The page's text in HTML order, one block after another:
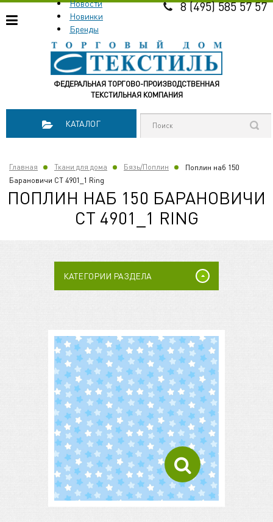
ФЕДЕРАЛЬНАЯ ТОРГОВО-ПРОИЗВОДСТВЕННАЯ
ТЕКСТИЛЬНАЯ КОМПАНИЯ
Новости
Новинки
Бренды
8 (495) 585 57 57
КАТАЛОГ
Главная Ткани для дома Бязь/Поплин
Поплин наб 150
Барановичи СТ 4901_1 Ring
ПОПЛИН НАБ 150 БАРАНОВИЧИ
СТ 4901_1 RING
КАТЕГОРИИ РАЗДЕЛА